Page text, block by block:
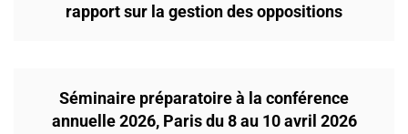
rapport sur la gestion des oppositions
Séminaire préparatoire à la conférence
annuelle 2026, Paris du 8 au 10 avril 2026